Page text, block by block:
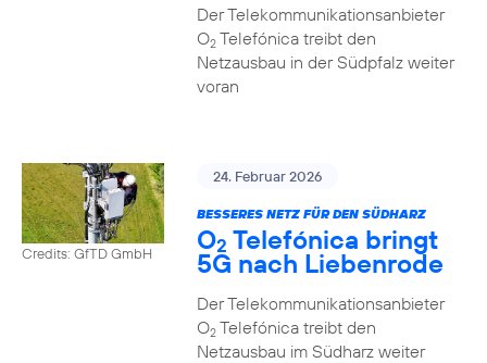
Der Telekommunikationsanbieter
O2Telefónica treibt den
Netzausbau in der Südpfalz weiter
voran
Credits: GfTD GmbH
24. Februar 2026
BESSERES NETZ FÜR DEN SÜDHARZ
O2 Telefónica bringt
5G nach Liebenrode
Der Telekommunikationsanbieter
O2Telefónica treibt den
Netzausbau im Südharz weiter